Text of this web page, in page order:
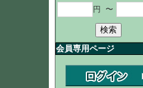
円
〜
検索
会員専用ページ